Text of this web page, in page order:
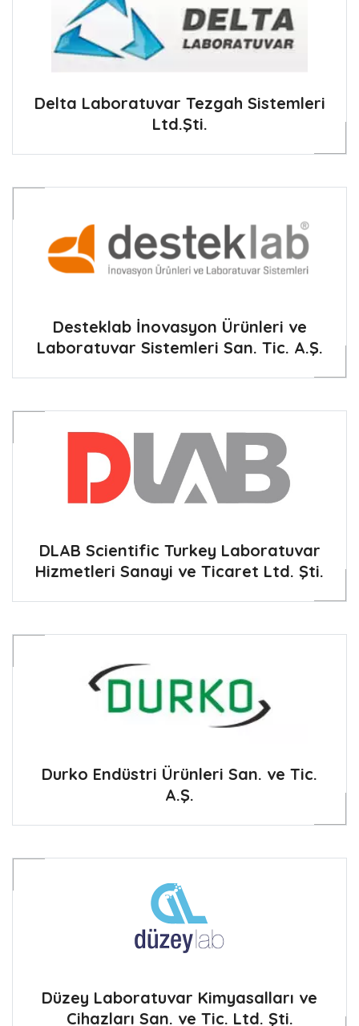
Delta Laboratuvar Tezgah Sistemleri
Ltd.Şti.
Desteklab İnovasyon Ürünleri ve
Laboratuvar Sistemleri San. Tic. A.Ş.
DLAB Scientific Turkey Laboratuvar
Hizmetleri Sanayi ve Ticaret Ltd. Şti.
Durko Endüstri Ürünleri San. ve Tic.
A.Ş.
Düzey Laboratuvar Kimyasalları ve
Cihazları San. ve Tic. Ltd. Şti.